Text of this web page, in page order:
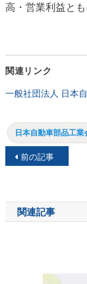
高・営業利益と
関連リンク
一般社団法人 日本
日本自動車部品工業
投
ナ
ビ
前の記事
関連記事